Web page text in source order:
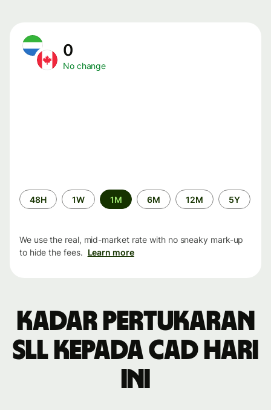
0
No change
Time
period
48H 1W 1M 6M 12M 5Y
We use the real, mid-market rate with no sneaky mark-up
to hide the fees. Learn more
Kadar pertukaran
SLL kepada CAD hari
ini